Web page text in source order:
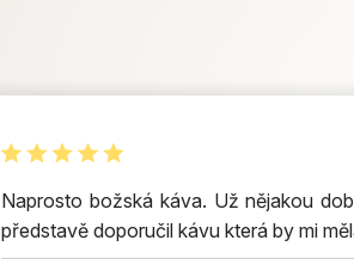
Naprosto božská káva. Už nějakou
představě doporučil kávu která by mi